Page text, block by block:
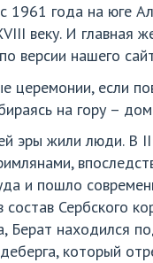
1961 года на юге
веку. И главная
версии нашего
церемонии, если
на гору –
эры жили люди. В
и пошло
Сербского
Берат находился
который